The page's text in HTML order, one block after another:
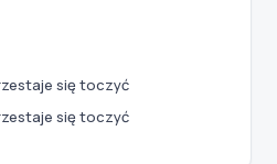
się toczyć
się toczyć